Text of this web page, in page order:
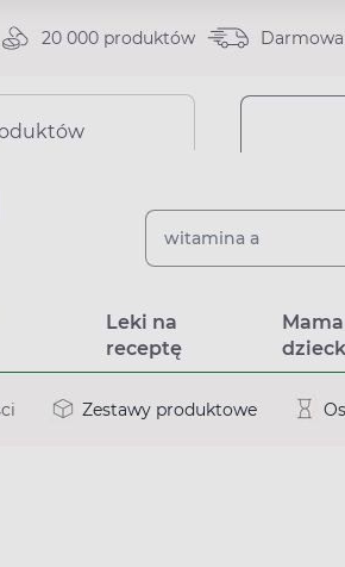
20 000 produktów
Leki na
receptę
Zestawy produktowe